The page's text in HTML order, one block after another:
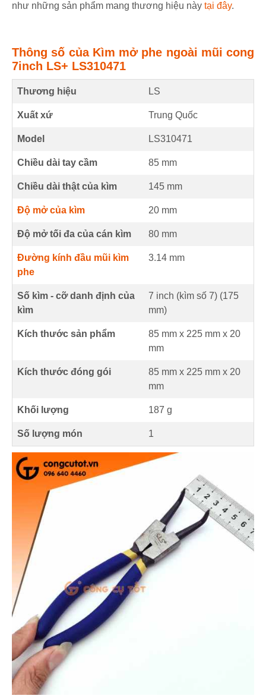
như những sản phẩm mang thương hiệu này tại đây.
Thông số của Kìm mở phe ngoài mũi cong
7inch LS+ LS310471
Thương hiệu LS
Xuất xứ Trung Quốc
Model LS310471
Chiều dài tay cầm 85 mm
Chiều dài thật của kìm 145 mm
Độ mở của kìm 20 mm
Độ mở tối đa của cán kìm 80 mm
Đường kính đầu mũi kìm
phe
3.14 mm
Số kìm - cỡ danh định của
kìm
7 inch (kìm số 7) (175
mm)
Kích thước sản phẩm 85 mm x 225 mm x 20
mm
Kích thước đóng gói
85 mm x 225 mm x 20
mm
Khối lượng 187 g
Số lượng món 1